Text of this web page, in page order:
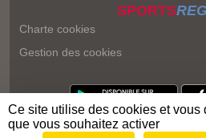
SPORTS
Charte cookies
Gestion des cookies
Ce site utilise des cookies et vous
que vous souhaitez activer